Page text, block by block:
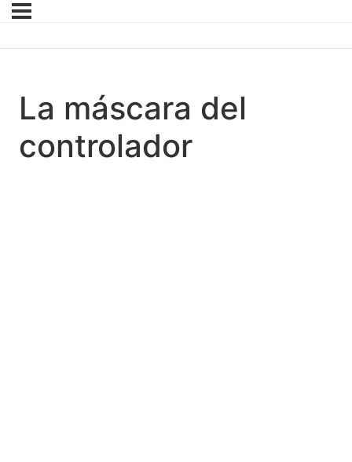
La máscara del
controlador